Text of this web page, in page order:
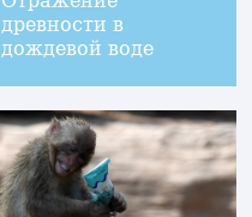
древности в
дождевой воде